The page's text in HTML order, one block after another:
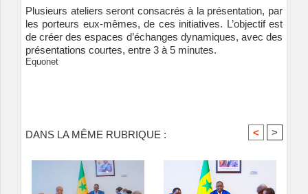
Plusieurs ateliers seront consacrés à la présentation, par
les porteurs eux-mêmes, de ces initiatives. L’objectif est
de créer des espaces d’échanges dynamiques, avec des
présentations courtes, entre 3 à 5 minutes.
Equonet
DANS LA MÊME RUBRIQUE : < >